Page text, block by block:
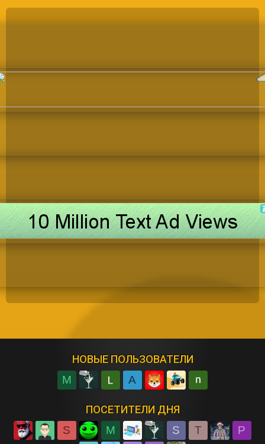
НОВЫЕ ПОЛЬЗОВАТЕЛИ
M A
ПОСЕТИТЕЛИ ДНЯ
S M S T
P